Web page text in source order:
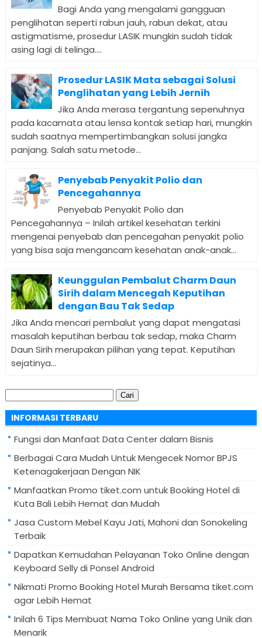
Bagi Anda yang mengalami gangguan
penglihatan seperti rabun jauh, rabun dekat, atau
astigmatisme, prosedur LASIK mungkin sudah tidak
asing lagi di telinga....
Prosedur LASIK Mata sebagai Solusi
Penglihatan yang Lebih Jernih
Jika Anda merasa tergantung sepenuhnya
pada kacamata atau lensa kontak setiap hari, mungkin
sudah saatnya mempertimbangkan solusi jangka
panjang. Salah satu metode...
Penyebab Penyakit Polio dan
Pencegahannya
Penyebab Penyakit Polio dan
Pencegahannya – Inilah artikel kesehatan terkini
mengenai penyebab dan pencegahan penyakit polio
yang bisa saja mengancam kesehatan anak-anak...
Keunggulan Pembalut Charm Daun
Sirih dalam Mencegah Keputihan
dengan Bau Tak Sedap
Jika Anda mencari pembalut yang dapat mengatasi
masalah keputihan berbau tak sedap, maka Charm
Daun Sirih merupakan pilihan yang tepat. Keputihan
sejatinya...
Cari
untuk:
INFORMASI TERBARU
Fungsi dan Manfaat Data Center dalam Bisnis
Berbagai Cara Mudah Untuk Mengecek Nomor BPJS
Ketenagakerjaan Dengan NIK
Manfaatkan Promo tiket.com untuk Booking Hotel di
Kuta Bali Lebih Hemat dan Mudah
Jasa Custom Mebel Kayu Jati, Mahoni dan Sonokeling
Terbaik
Dapatkan Kemudahan Pelayanan Toko Online dengan
Keyboard Selly di Ponsel Android
Nikmati Promo Booking Hotel Murah Bersama tiket.com
agar Lebih Hemat
Inilah 6 Tips Membuat Nama Toko Online yang Unik dan
Menarik